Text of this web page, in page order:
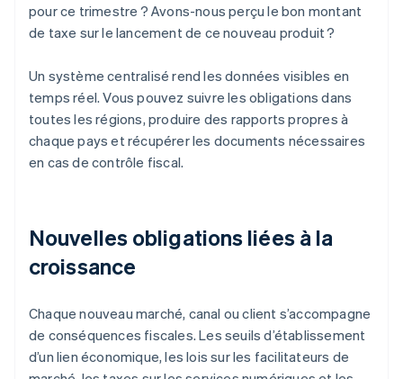
pour ce trimestre ? Avons-nous perçu le bon montant
de taxe sur le lancement de ce nouveau produit ?
Un système centralisé rend les données visibles en
temps réel. Vous pouvez suivre les obligations dans
toutes les régions, produire des rapports propres à
chaque pays et récupérer les documents nécessaires
en cas de contrôle fiscal.
Nouvelles obligations liées à la
croissance
Chaque nouveau marché, canal ou client s’accompagne
de conséquences fiscales. Les seuils d’établissement
d’un lien économique, les lois sur les facilitateurs de